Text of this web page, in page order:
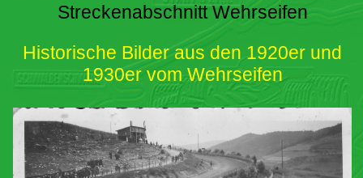
Streckenabschnitt Wehrseifen
Historische Bilder aus den 1920er und
1930er vom Wehrseifen